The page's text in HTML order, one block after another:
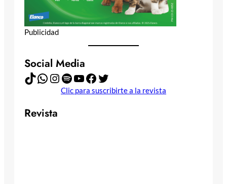
Publicidad
Social Media
TikTok WhatsApp Instagram Spotify YouTube Facebook Twitter
Clic para suscribirte a la revista
Revista